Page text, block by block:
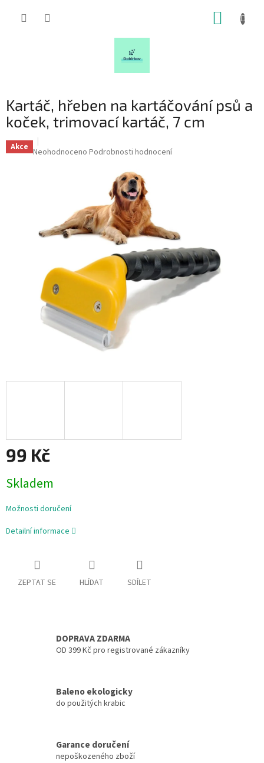
Kartáč, hřeben na kartáčování psů a
koček, trimovací kartáč, 7 cm
Akce Průměrné
hvězdiček.
Neohodnoceno Podrobnosti hodnocení
99 Kč
cena:
Skladem
Možnosti doručení
Detailní informace
ZEPTAT SE HLÍDAT SDÍLET
DOPRAVA ZDARMA
OD 399 Kč pro registrované zákazníky
Baleno ekologicky
do použitých krabic
Garance doručení
nepoškozeného zboží